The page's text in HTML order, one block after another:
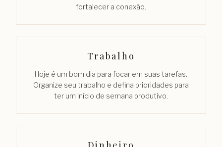
fortalecer a conexão.
Trabalho
Hoje é um bom dia para focar em suas tarefas.
Organize seu trabalho e defina prioridades para
ter um início de semana produtivo.